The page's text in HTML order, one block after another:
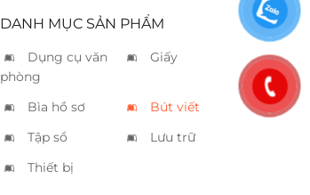
DANH MỤC SẢN PHẨM
Dụng cụ văn
phòng
Giấy
Bìa hồ sơ
Bút viết
Tập sổ
Lưu trữ
Thiết bị